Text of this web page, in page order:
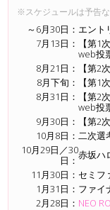
※スケジュールは予告
～6月30日： エント
7月13日：
【第1
web投
8月21日：
【第2
8月下旬：
【第1
8月31日：
【第2
web投
9月30日：
【第2
10月8日：二次選
10月29日／30
日：赤坂ハ
11月30日： セミフ
1月31日： ファイ
2月28日： NEO